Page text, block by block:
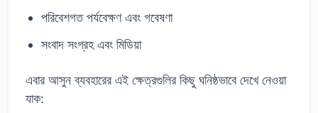
পরিবেশগত পর্যবেক্ষণ এবং গবেষণা
সংবাদ সংগ্রহ এবং মিডিয়া
এবার আসুন ব্যবহারের এই ক্ষেত্রগুলির কিছু ঘনিষ্ঠভাবে দেখে নেওয়া
যাক: